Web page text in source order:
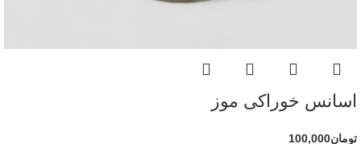
اسانس خوراکی موز
تومان100,000